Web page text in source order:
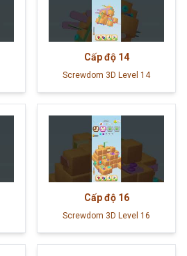
Cấp độ 14
Screwdom 3D Level 14
Cấp độ 16
Screwdom 3D Level 16